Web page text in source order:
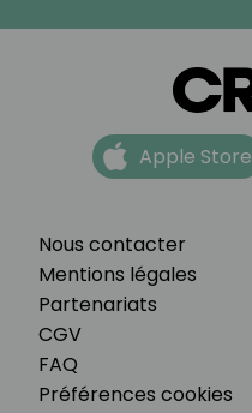
Nous contacter
Mentions légales
Partenariats
CGV
FAQ
Préférences cookies
Apple Store